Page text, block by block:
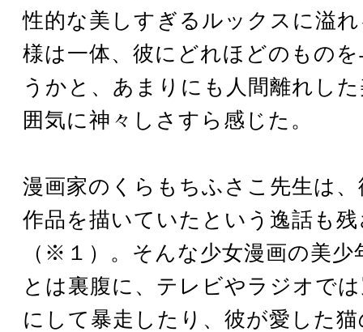
性的な美しすぎるルックスに溢
様は一体、彼にどれほどのもの
うかと、あまりにも人間離れし
囲気に神々しさすら感じた。
漫画家のくらもちふさこ先生は
作品を描いていたという逸話も
（※１）。そんな少女漫画の美
とは裏腹に、テレビやラジオで
にして暴走したり、彼が愛した